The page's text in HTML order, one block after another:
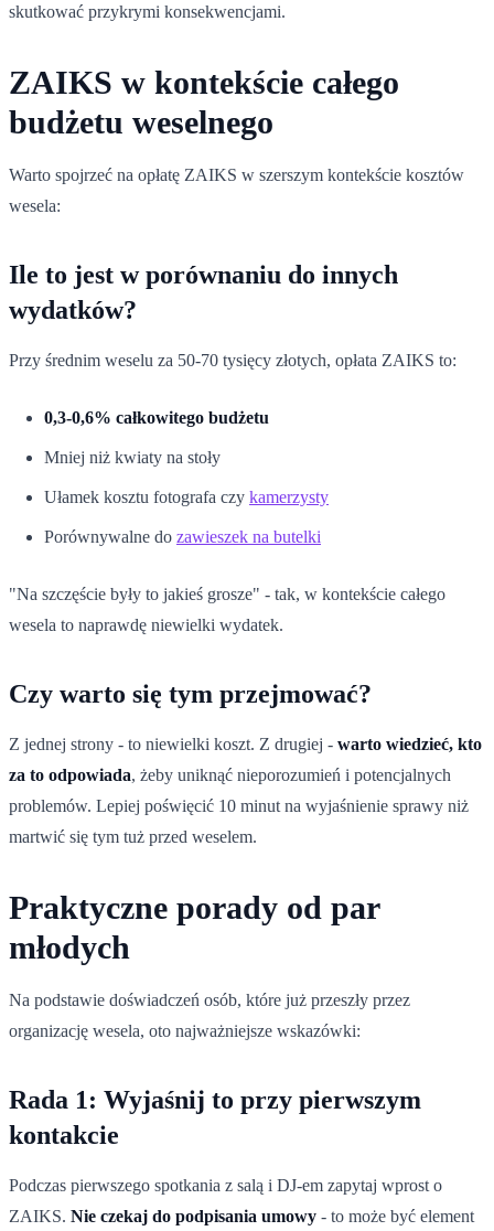
skutkować przykrymi konsekwencjami.
ZAIKS w kontekście całego
budżetu weselnego
Warto spojrzeć na opłatę ZAIKS w szerszym kontekście kosztów
wesela:
Ile to jest w porównaniu do innych
wydatków?
Przy średnim weselu za 50-70 tysięcy złotych, opłata ZAIKS to:
0,3-0,6% całkowitego budżetu
Mniej niż kwiaty na stoły
Ułamek kosztu fotografa czy kamerzysty
Porównywalne do zawieszek na butelki
"Na szczęście były to jakieś grosze" - tak, w kontekście całego
wesela to naprawdę niewielki wydatek.
Czy warto się tym przejmować?
Z jednej strony - to niewielki koszt. Z drugiej - warto wiedzieć, kto
za to odpowiada, żeby uniknąć nieporozumień i potencjalnych
problemów. Lepiej poświęcić 10 minut na wyjaśnienie sprawy niż
martwić się tym tuż przed weselem.
Praktyczne porady od par
młodych
Na podstawie doświadczeń osób, które już przeszły przez
organizację wesela, oto najważniejsze wskazówki:
Rada 1: Wyjaśnij to przy pierwszym
kontakcie
Podczas pierwszego spotkania z salą i DJ-em zapytaj wprost o
ZAIKS. Nie czekaj do podpisania umowy - to może być element